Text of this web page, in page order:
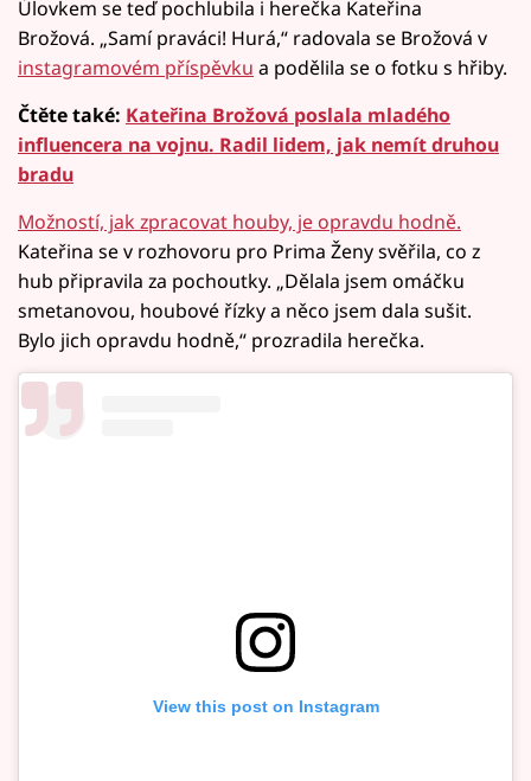
Úlovkem se teď pochlubila i herečka Kateřina
Brožová. „Samí praváci! Hurá,“ radovala se Brožová v
instagramovém příspěvku a podělila se o fotku s hřiby.
Čtěte také: Kateřina Brožová poslala mladého
influencera na vojnu. Radil lidem, jak nemít druhou
bradu
Možností, jak zpracovat houby, je opravdu hodně.
Kateřina se v rozhovoru pro Prima Ženy svěřila, co z
hub připravila za pochoutky. „Dělala jsem omáčku
smetanovou, houbové řízky a něco jsem dala sušit.
Bylo jich opravdu hodně,“ prozradila herečka.
View this post on Instagram